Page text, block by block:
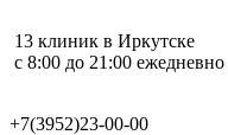
13 клиник в Иркутске
с 8:00 до 21:00 ежедневно
+7(3952)23-00-00